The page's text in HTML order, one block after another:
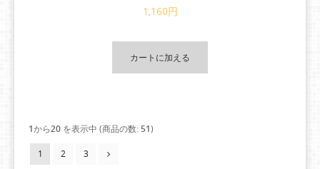
1,160円
カートに加える
1から20 を表示中 (商品の数:51)
1 2 3